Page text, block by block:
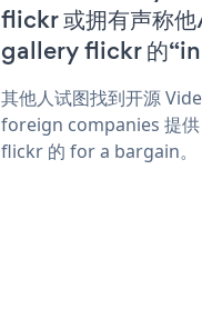
flickr 或拥有声称
gallery flickr 的“in
其他人试图找到开源
foreign companies 提
flickr 的 for a bargain。